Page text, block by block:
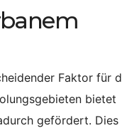
Faktor für
bietet
gefördert. Dies